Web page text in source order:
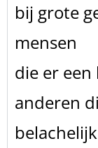
bij grote
mensen
die er
anderen
belachelijk